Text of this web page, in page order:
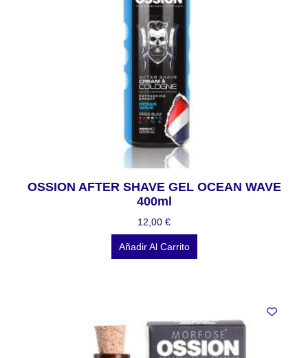
OSSION AFTER SHAVE GEL OCEAN WAVE
400ml
12,00 €
Añadir Al Carrito